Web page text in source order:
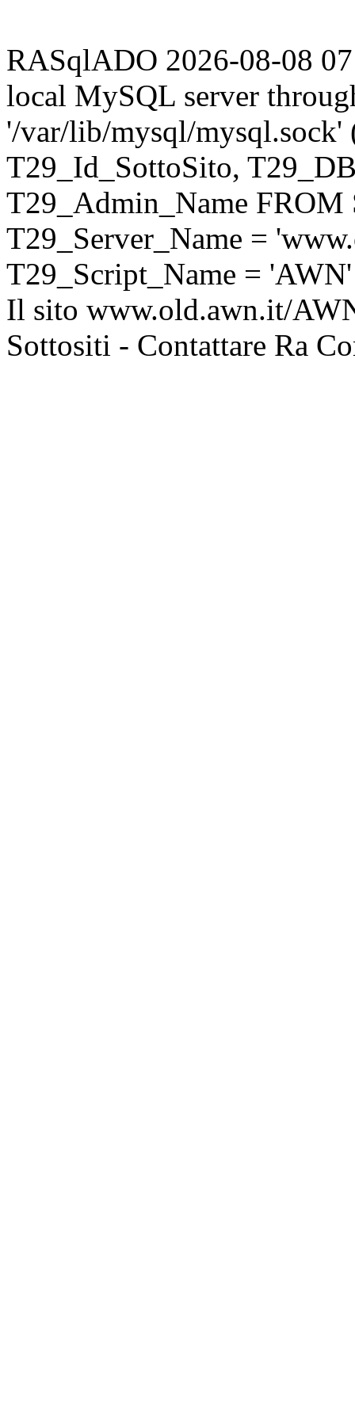
RASqlADO 2026-08-08
local MySQL server
'/var/lib/mysql/mysql.sock'
T29_Id_SottoSito,
T29_Admin_Name
T29_Server_Name =
T29_Script_Name = 'AWN'
Il sito www.old.awn.it/
Sottositi - Contattare Ra